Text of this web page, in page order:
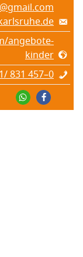
angebote-
kinder
831 457–0